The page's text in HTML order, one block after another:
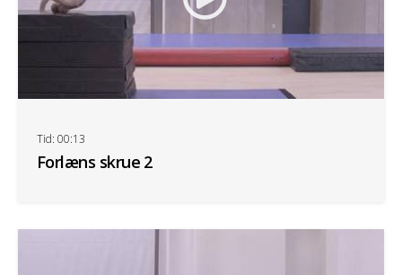
Forlæns skrue 2
Tid: 00:13